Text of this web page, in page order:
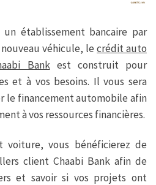
un établissement bancaire par
véhicule, lecrédit auto
Bankest construit pour
et à vos besoins. Il vous sera
le financement automobile afin
à vos ressources financières.
vous bénéficierez de
client Chaabi Bank afin de
et savoir si vos projets ont